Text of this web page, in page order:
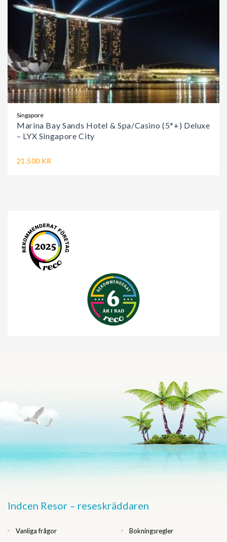
Singapore
Marina Bay Sands Hotel & Spa/Casino (5*+) Deluxe
– LYX Singapore City
21.500 KR
Indcen Resor – reseskräddaren
Vanliga frågor Bokningsregler